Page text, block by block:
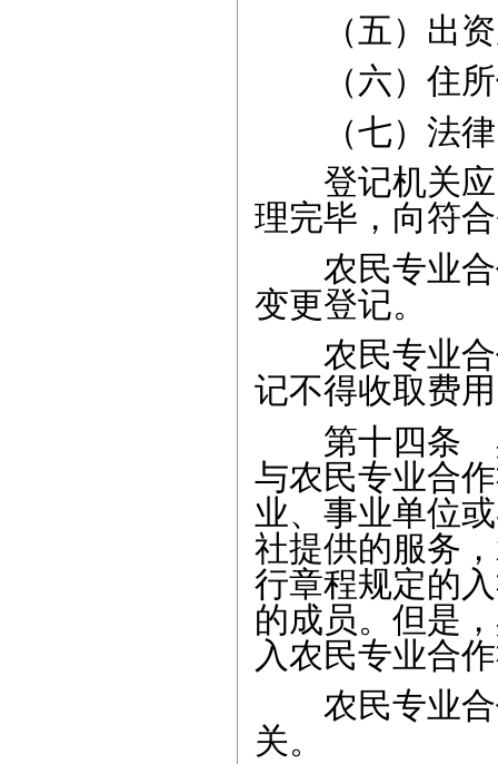
（五）出资
（六）住所
（七）法律
登记机关应
理完毕，向符
农民专业合
变更登记。
农民专业合
记不得收取费
第十四条 具
与农民专业合
业、事业单位
社提供的服务
行章程规定的
的成员。但是
入农民专业合
农民专业合
关。